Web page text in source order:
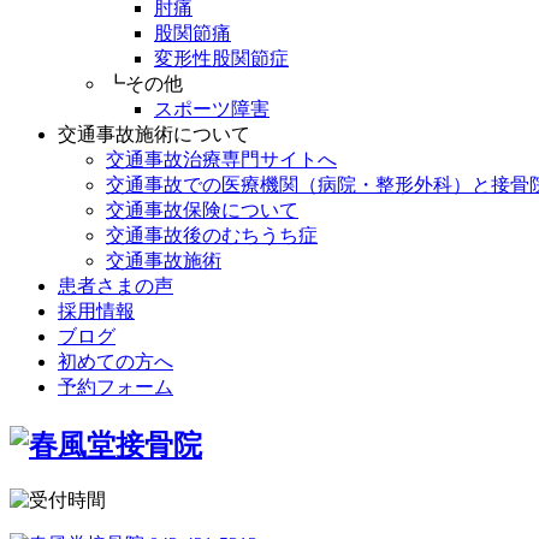
肘痛
股関節痛
変形性股関節症
┗その他
スポーツ障害
交通事故施術について
交通事故治療専門サイトへ
交通事故での医療機関（病院・整形外科）と接骨
交通事故保険について
交通事故後のむちうち症
交通事故施術
患者さまの声
採用情報
ブログ
初めての方へ
予約フォーム